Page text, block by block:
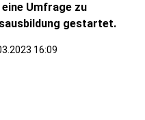
Umfrage zu
gestartet.
16:09